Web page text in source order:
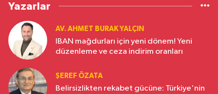
Yazarlar
AV. AHMET BURAK YALÇIN
IBAN mağdurları için yeni dönem! Yeni
düzenleme ve ceza indirim oranları
ŞEREF ÖZATA
Belirsizlikten rekabet gücüne: Türkiye'nin